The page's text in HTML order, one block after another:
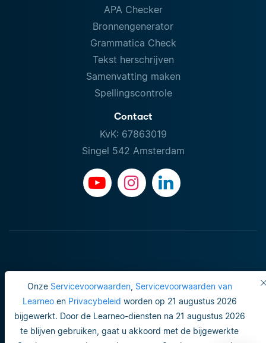
Onze Servicevoorwaarden, Servicevoorwaarden van
Learneoen Privacybeleid worden op 21 augustus 2026
bijgewerkt. Door de Learneo-diensten na 21 augustus 2026
te blijven gebruiken, gaat u akkoord met de bijgewerkte
APA Checker
Bronnengenerator
Grammatica Check
Tekst herschrijven
Samenvatting maken
Spellingscontrole
Contact
KvK: 67863019
Singel 542 Amsterdam
Gebruiksvoorwaarden